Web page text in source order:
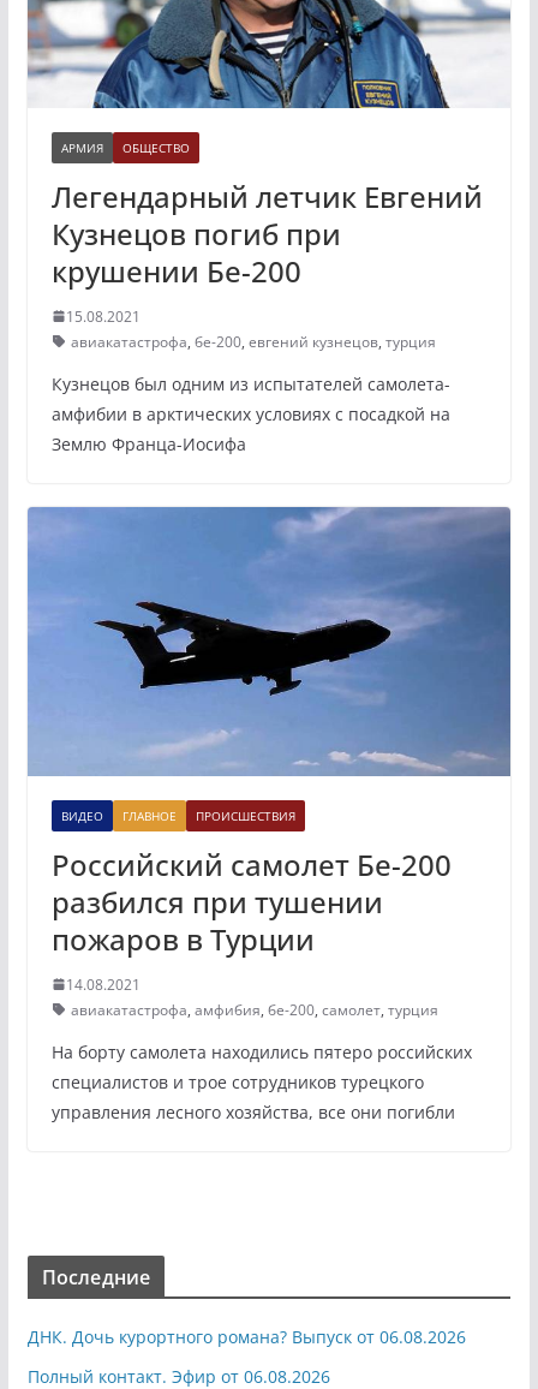
АРМИЯ ОБЩЕСТВО
Легендарный летчик Евгений
Кузнецов погиб при
крушении Бе-200
15.08.2021
авиакатастрофа, бе-200, евгений кузнецов, турция
Кузнецов был одним из испытателей самолета-
амфибии в арктических условиях с посадкой на
Землю Франца-Иосифа
ВИДЕО ГЛАВНОЕ ПРОИСШЕСТВИЯ
Российский самолет Бе-200
разбился при тушении
пожаров в Турции
14.08.2021
авиакатастрофа, амфибия, бе-200, самолет, турция
На борту самолета находились пятеро российских
специалистов и трое сотрудников турецкого
управления лесного хозяйства, все они погибли
Последние
ДНК. Дочь курортного романа? Выпуск от 06.08.2026
Полный контакт. Эфир от 06.08.2026